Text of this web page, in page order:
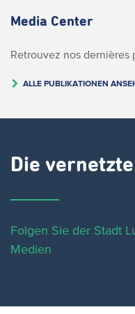
Media Center
Retrouvez nos dernières
ALLE PUBLIKATIONEN
Die
Folgen Sie der Stadt
Medien